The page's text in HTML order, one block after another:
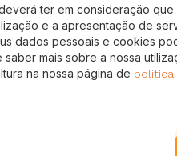
ter em consideração que
e a apresentação de
dados pessoais e cookies
mais sobre a nossa
na nossa página de política